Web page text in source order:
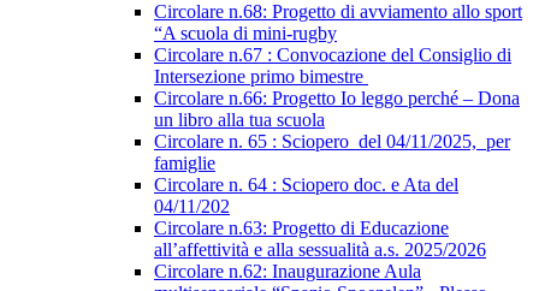
Circolare n.68: Progetto di avviamento allo sport
“A scuola di mini-rugby
Circolare n.67 : Convocazione del Consiglio di
Intersezione primo bimestre
Circolare n.66: Progetto Io leggo perché – Dona
un libro alla tua scuola
Circolare n. 65 : Sciopero del 04/11/2025, per
famiglie
Circolare n. 64 : Sciopero doc. e Ata del
04/11/202
Circolare n.63: Progetto di Educazione
all’affettività e alla sessualità a.s. 2025/2026
Circolare n.62: Inaugurazione Aula